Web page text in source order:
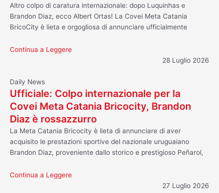
Altro colpo di caratura internazionale: dopo Luquinhas e
Brandon Diaz, ecco Albert Ortas! La Covei Meta Catania
BricoCity è lieta e orgogliosa di annunciare ufficialmente
Continua a Leggere
28 Luglio 2026
Daily News
Ufficiale: Colpo internazionale per la
Covei Meta Catania Bricocity, Brandon
Diaz è rossazzurro
La Meta Catania Bricocity è lieta di annunciare di aver
acquisito le prestazioni sportive del nazionale uruguaiano
Brandon Diaz, proveniente dallo storico e prestigioso Peñarol,
Continua a Leggere
27 Luglio 2026